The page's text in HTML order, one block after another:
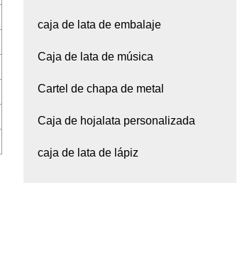
caja de lata de embalaje
Caja de lata de música
Cartel de chapa de metal
Caja de hojalata personalizada
caja de lata de lápiz